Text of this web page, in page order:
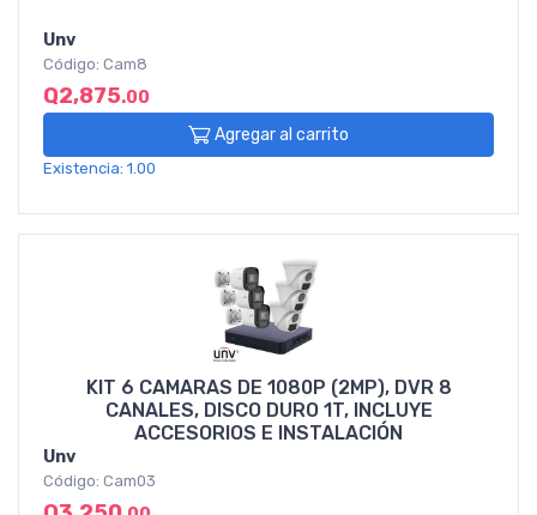
Unv
Código: Cam8
Q2,875.00
Agregar al carrito
Existencia: 1.00
KIT 6 CAMARAS DE 1080P (2MP), DVR 8
CANALES, DISCO DURO 1T, INCLUYE
ACCESORIOS E INSTALACIÓN
Unv
Código: Cam03